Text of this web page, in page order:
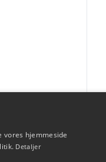
vores hjemmeside
Detaljer